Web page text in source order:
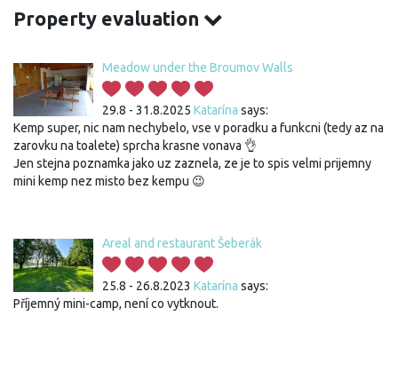
Property evaluation
Meadow under the Broumov Walls
29.8 - 31.8.2025 Katarína says:
Kemp super, nic nam nechybelo, vse v poradku a funkcni (tedy az na
zarovku na toalete) sprcha krasne vonava 👌
Jen stejna poznamka jako uz zaznela, ze je to spis velmi prijemny
mini kemp nez misto bez kempu 😉
Areal and restaurant Šeberák
25.8 - 26.8.2023 Katarína says:
Příjemný mini-camp, není co vytknout.